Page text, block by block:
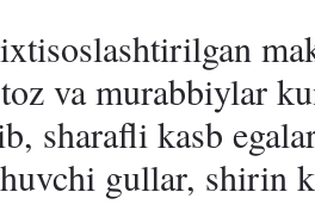
va murabbiylar
sharafli kasb
gullar, shirin